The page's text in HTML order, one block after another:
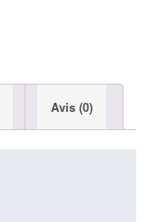
Avis (0)